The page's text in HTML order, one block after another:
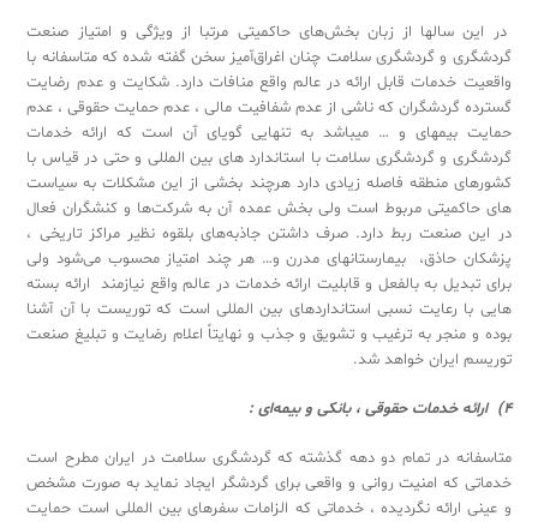
در این سالها از زبان بخش‌های حاکمیتی مرتبا از ویژگی و امتیاز صنعت
گردشگری و گردشگری سلامت چنان اغراق‌آمیز سخن گفته شده که متاسفانه با
واقعیت خدمات قابل ارائه در عالم واقع منافات دارد. شکایت و عدم رضایت
گسترده گردشگران که ناشی از عدم شفافیت مالی ، عدم حمایت حقوقی ، عدم
حمایت بیمه­ای و … می­باشد به تنهایی گویای آن است که ارائه خدمات
گردشگری و گردشگری سلامت با استاندارد های بین المللی و حتی در قیاس با
کشورهای منطقه فاصله زیادی دارد هرچند بخشی از این مشکلات به سیاست
های حاکمیتی مربوط است ولی بخش عمده آن به شرکت‌ها و کنشگران فعال
در این صنعت ربط دارد. صرف داشتن جاذبه‌های بلقوه نظیر مراکز تاریخی ،
پزشکان حاذق، بیمارستانهای مدرن و… هر چند امتیاز محسوب می‌شود ولی
برای تبدیل به بالفعل و قابلیت ارائه خدمات در عالم واقع نیازمند ارائه بسته
هایی با رعایت نسبی استانداردهای بین المللی است که توریست با آن آشنا
بوده و منجر به ترغیب و تشویق و جذب و نهایتاً اعلام رضایت و تبلیغ صنعت
توریسم ایران خواهد شد.
4) ارائه خدمات حقوقی ، بانکی و بیمه‌ای :
متاسفانه در تمام دو دهه گذشته که گردشگری سلامت در ایران مطرح است
خدماتی که امنیت روانی و واقعی برای گردشگر ایجاد نماید به صورت مشخص
و عینی ارائه نگردیده ، خدماتی که الزامات سفرهای بین المللی است حمایت